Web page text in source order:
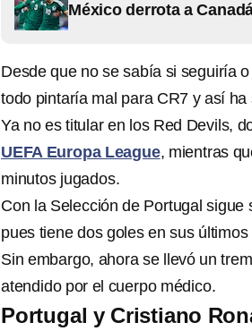
México derrota a
Desde que no se sabía si seguiría o
todo pintaría mal para CR7 y así ha
Ya no es titular en los Red Devils,
UEFA Europa League, mientras
minutos jugados.
Con la Selección de Portugal
pues tiene dos goles en sus
Sin embargo, ahora se llevó un
atendido por el cuerpo médico.
Portugal y Cristiano